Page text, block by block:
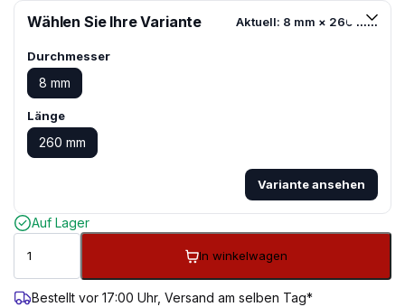
Wählen Sie Ihre Variante Aktuell: 8 mm × 260 mm
Durchmesser
8 mm
Länge
260 mm
Variante ansehen
Auf Lager
In winkelwagen
Bestellt vor 17:00 Uhr, Versand am selben Tag*